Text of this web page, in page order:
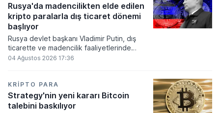
küresel likidite artışına yol açacağını belirtti
ve bitcoinin bu süreçte en hızlı tepki veren
varlık olacağı vurguladı.
Rusya'da madencilikten elde edilen
kripto paralarla dış ticaret dönemi
başlıyor
Rusya devlet başkanı Vladimir Putin, dış
ticarette ve madencilik faaliyetlerinde
kripto varlıkların kullanımına onay veren
elde edilen dijital paraların belirli şartlar
altında dolaşımına ve menkul kıymet
alımlarında kullanılmasına olanak sağlanıyor.
04 Ağustos 2026 17:36
KRIPTO PARA
Strategy'nin yeni kararı Bitcoin
talebini baskılıyor